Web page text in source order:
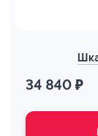
34 840 ₽